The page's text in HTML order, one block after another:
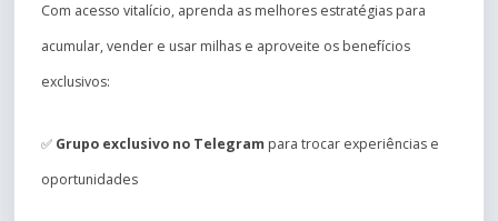
Com acesso vitalício, aprenda as melhores estratégias para
acumular, vender e usar milhas e aproveite os benefícios
exclusivos:
✅ Grupo exclusivo no Telegram para trocar experiências e
oportunidades